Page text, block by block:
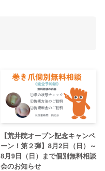
【荒井院オープン記念キャンペ
ーン！第２弾】8月2日（日）～
8月9日（日）まで個別無料相談
会のお知らせ